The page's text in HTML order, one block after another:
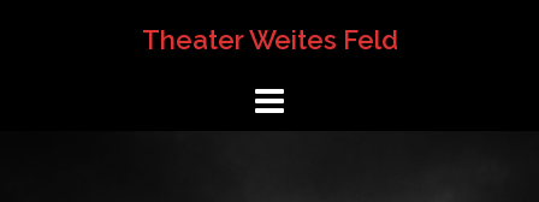
Theater Weites Feld